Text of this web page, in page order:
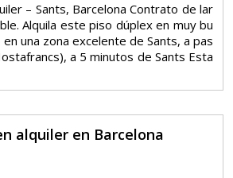
– Sants, Barcelona Contrato de lar
Alquila este piso dúplex en muy bu
una zona excelente de Sants, a pas
a 5 minutos de Sants Esta
alquiler en Barcelona